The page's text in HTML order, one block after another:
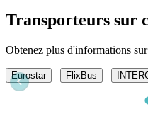
Transporteurs sur
Obtenez plus d'informations
Eurostar FlixBus